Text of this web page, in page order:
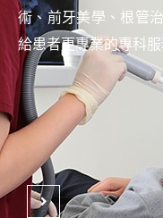
術、前牙美學、根管
給患者更專業的專科服